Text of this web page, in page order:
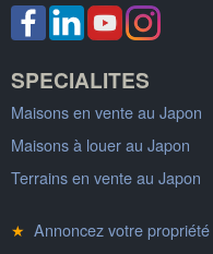
SPECIALITES
Maisons en vente au Japon
Maisons à louer au Japon
Terrains en vente au Japon
★ Annoncez votre propriété